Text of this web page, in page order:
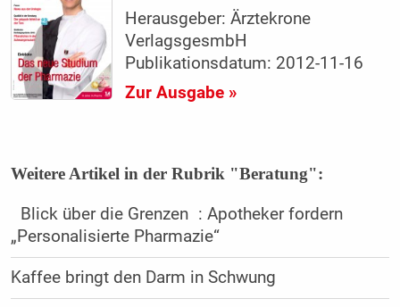
Herausgeber: Ärztekrone
VerlagsgesmbH
Publikationsdatum: 2012-11-16
Zur Ausgabe »
Weitere Artikel in der Rubrik "Beratung":
Blick über die Grenzen : Apotheker fordern
„Personalisierte Pharmazie“
Kaffee bringt den Darm in Schwung